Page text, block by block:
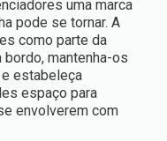
uma marca
pode se tornar. A
como parte da
mantenha-os
estabeleça
espaço para
envolverem com